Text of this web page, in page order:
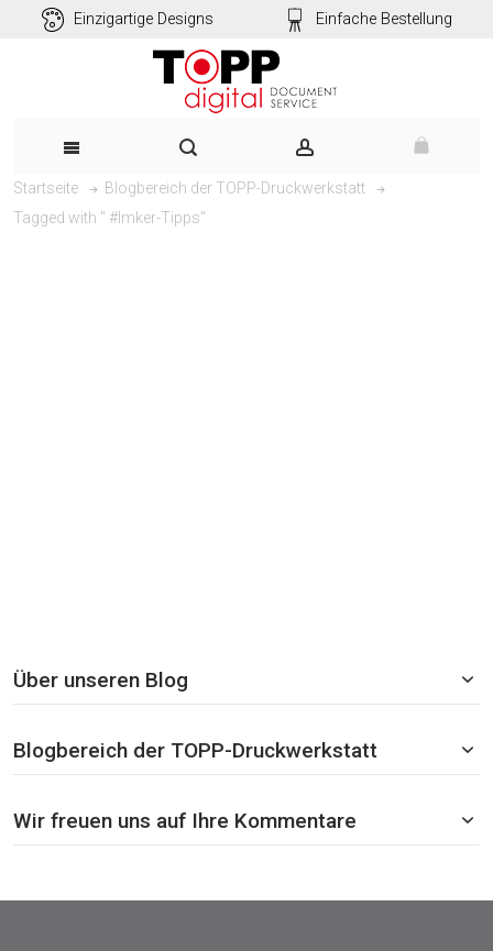
Einzigartige Designs Einfache Bestellung
Startseite
Blogbereich der TOPP-Druckwerkstatt
Tagged with " #Imker-Tipps"
Über unseren Blog
Blogbereich der TOPP-Druckwerkstatt
Wir freuen uns auf Ihre Kommentare